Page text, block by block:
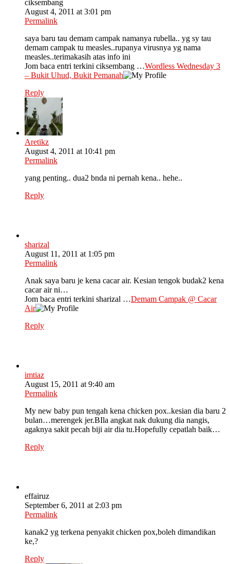
ciksembang
August 4, 2011 at 3:01 pm
Permalink
saya baru tau demam campak namanya rubella.. yg sy tau
demam campak tu measles..rupanya virusnya yg nama
measles..terimakasih atas info ini
Jom baca entri terkini ciksembang …Wordless Wednesday 3
– Bukit Uhud, Bukit Pemanah
Reply
Aretikz
August 4, 2011 at 10:41 pm
Permalink
yang penting.. dua2 bnda ni pernah kena.. hehe..
Reply
sharizal
August 11, 2011 at 1:05 pm
Permalink
Anak saya baru je kena cacar air. Kesian tengok budak2 kena
cacar air ni…
Jom baca entri terkini sharizal …Demam Campak @ Cacar
Air
Reply
imtiaz
August 15, 2011 at 9:40 am
Permalink
My new baby pun tengah kena chicken pox..kesian dia baru 2
bulan…merengek jer.BIla angkat nak dukung dia nangis,
agaknya sakit pecah biji air dia tu.Hopefully cepatlah baik…
Reply
effairuz
September 6, 2011 at 2:03 pm
Permalink
kanak2 yg terkena penyakit chicken pox,boleh dimandikan
ke,?
Reply